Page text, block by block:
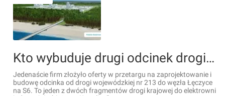
Kto wybuduje drugi odcinek drogi do przyszłej elektrowni jądrowej?
Jedenaście firm złożyło oferty w przetargu na zaprojektowanie i
budowę odcinka od drogi wojewódzkiej nr 213 do węzła Łęczyce
na S6. To jeden z dwóch fragmentów drogi krajowej do elektrowni